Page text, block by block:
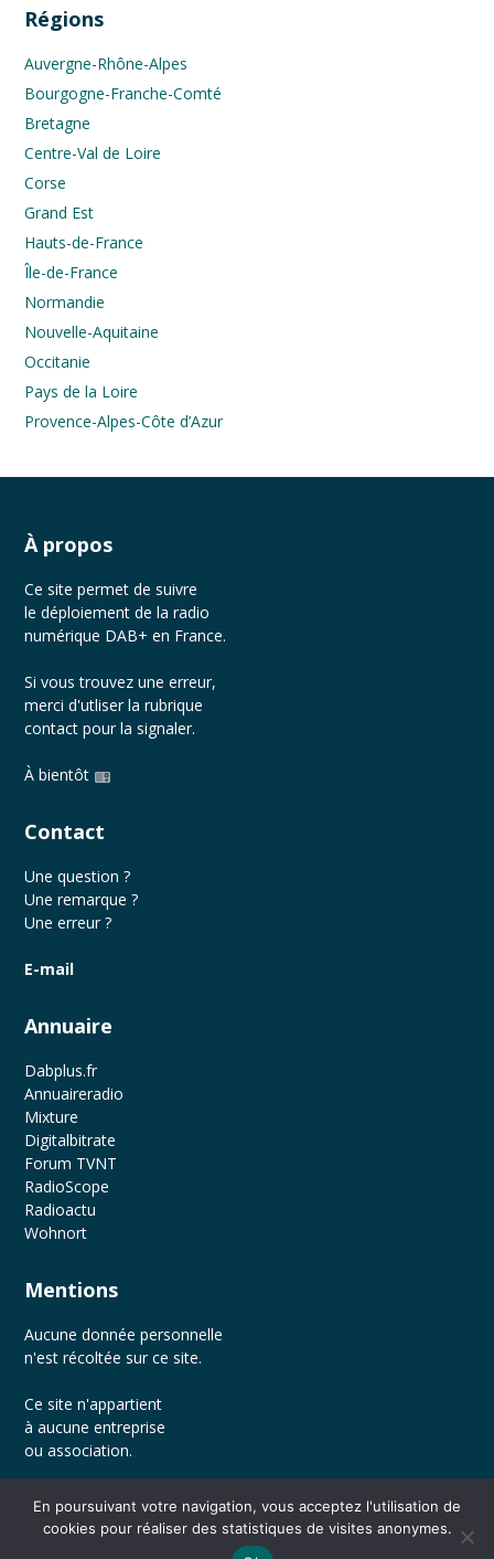
Régions
Auvergne-Rhône-Alpes
Bourgogne-Franche-Comté
Bretagne
Centre-Val de Loire
Corse
Grand Est
Hauts-de-France
Île-de-France
Normandie
Nouvelle-Aquitaine
Occitanie
Pays de la Loire
Provence-Alpes-Côte d’Azur
À propos
Ce site permet de suivre
le déploiement de la radio
numérique DAB+ en France.
Si vous trouvez une erreur,
merci d'utliser la rubrique
contact pour la signaler.
À bientôt
Contact
Une question ?
Une remarque ?
Une erreur ?
E-mail
Annuaire
Dabplus.fr
Annuaireradio
Mixture
Digitalbitrate
Forum TVNT
RadioScope
Radioactu
Wohnort
Mentions
Aucune donnée personnelle
n'est récoltée sur ce site.
Ce site n'appartient
à aucune entreprise
ou association.
© 2026 Radio DAB+ en France. Bento theme by Satori
En poursuivant votre navigation, vous acceptez l'utilisation de
cookies pour réaliser des statistiques de visites anonymes.